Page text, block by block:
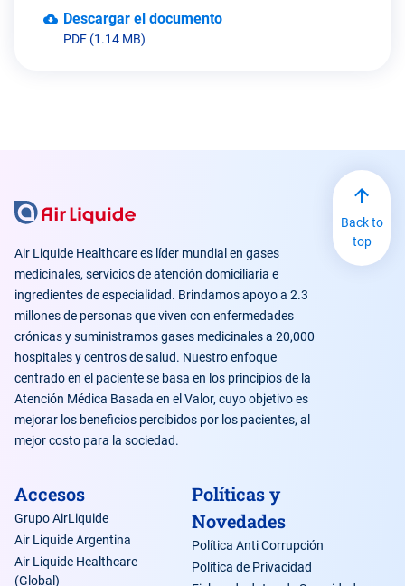
Descargar el documento
PDF (1.14 MB)
Air Liquide Healthcare es líder mundial en gases
medicinales, servicios de atención domiciliaria e
ingredientes de especialidad. Brindamos apoyo a 2.3
millones de personas que viven con enfermedades
crónicas y suministramos gases medicinales a 20,000
hospitales y centros de salud. Nuestro enfoque
centrado en el paciente se basa en los principios de la
Atención Médica Basada en el Valor, cuyo objetivo es
mejorar los beneficios percibidos por los pacientes, al
mejor costo para la sociedad.
Accesos
Grupo AirLiquide
Air Liquide Argentina
Air Liquide Healthcare
(Global)
Políticas y
Novedades
Política Anti Corrupción
Política de Privacidad
Back to
top